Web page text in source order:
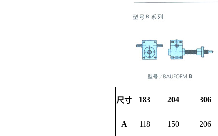
尺寸 183 204 306
A
118
150
206